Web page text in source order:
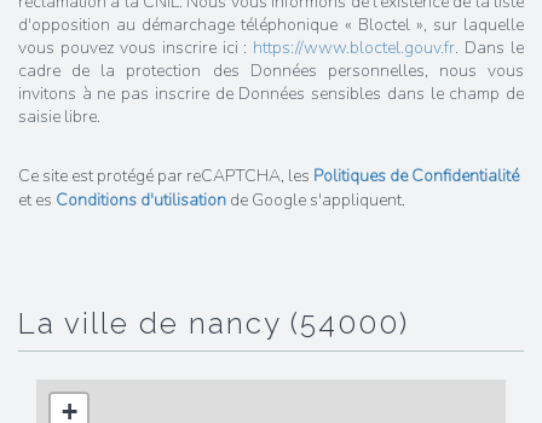
d'opposition au démarchage téléphonique « Bloctel », sur laquelle
vous pouvez vous inscrire ici : https://www.bloctel.gouv.fr. Dans le
cadre de la protection des Données personnelles, nous vous
invitons à ne pas inscrire de Données sensibles dans le champ de
saisie libre.
Ce site est protégé par reCAPTCHA, les Politiques de Confidentialité
et es Conditions d'utilisation de Google s'appliquent.
la ville de nancy (54000)
+